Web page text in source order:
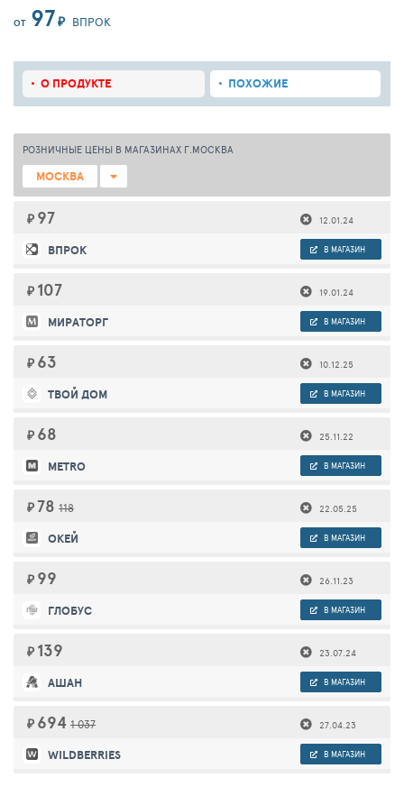
ОТ 97₽ ВПРОК
О ПРОДУКТЕ ПОХОЖИЕ
РОЗНИЧНЫЕ ЦЕНЫ В МАГАЗИНАХ Г.МОСКВА
МОСКВА
₽ 97 12.01.24
ВПРОК В МАГАЗИН
₽ 107 19.01.24
МИРАТОРГ В МАГАЗИН
₽ 63 10.12.25
ТВОЙ ДОМ В МАГАЗИН
₽ 68 25.11.22
METRO В МАГАЗИН
₽ 78 118 22.05.25
ОКЕЙ В МАГАЗИН
₽ 99 26.11.23
ГЛОБУС В МАГАЗИН
₽ 139 23.07.24
АШАН В МАГАЗИН
₽ 694 1 037 27.04.23
WILDBERRIES В МАГАЗИН